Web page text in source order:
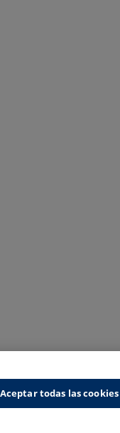
Aceptar todas las cookies